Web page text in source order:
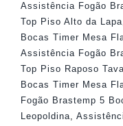
Assistência Fogão
Top Piso Alto da Lapa
Bocas Timer Mesa
Assistência Fogão
Top Piso Raposo
Bocas Timer Mesa
Fogão Brastemp 5
Leopoldina,